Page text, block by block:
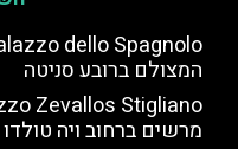
המצולם ברובע סניטה
מרשים ברחוב ויה טולדו